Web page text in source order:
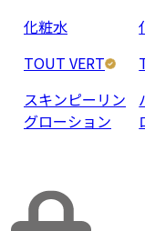
化粧水
TOUT VERT
スキンピーリン
グローション